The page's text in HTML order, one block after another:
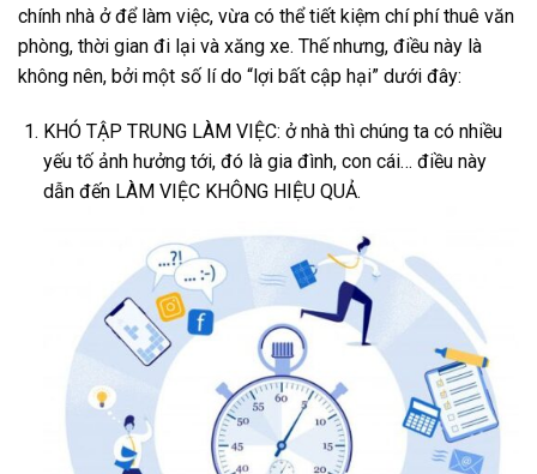
chính nhà ở để làm việc, vừa có thể tiết kiệm chí phí thuê văn
phòng, thời gian đi lại và xăng xe. Thế nhưng, điều này là
không nên, bởi một số lí do “lợi bất cập hại” dưới đây:
KHÓ TẬP TRUNG LÀM VIỆC: ở nhà thì chúng ta có nhiều
yếu tố ảnh hưởng tới, đó là gia đình, con cái… điều này
dẫn đến LÀM VIỆC KHÔNG HIỆU QUẢ.